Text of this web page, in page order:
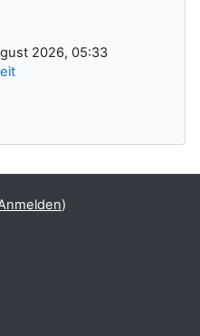
2026, 05:33
)